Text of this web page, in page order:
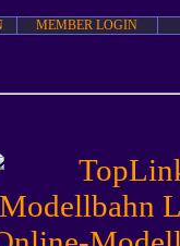
MEMBER LOGIN